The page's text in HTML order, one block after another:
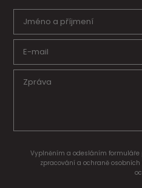
Vyplněním a odesláním formuláře
zpracování a ochraně osobních